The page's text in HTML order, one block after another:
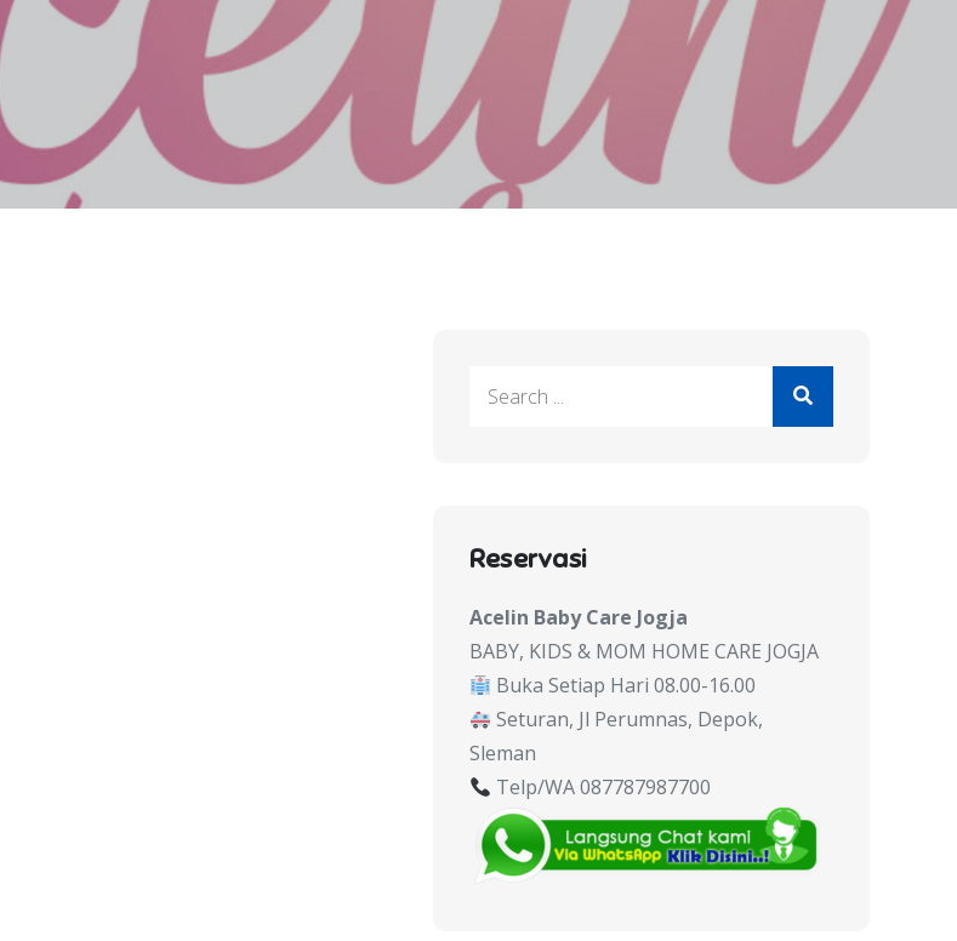
Search
Reservasi
Acelin Baby Care Jogja
BABY, KIDS & MOM HOME CARE JOGJA
Buka Setiap Hari 08.00-16.00
Seturan, Jl Perumnas, Depok,
Sleman
Telp/WA 087787987700